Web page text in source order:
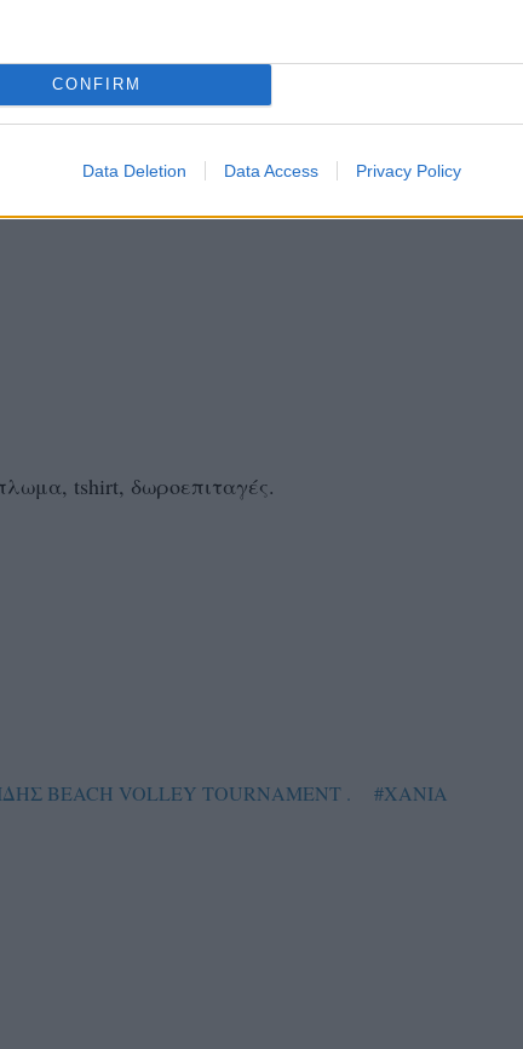
CONFIRM
Data Deletion Data Access Privacy Policy
9:00
tshirt, δωροεπιταγές.
BEACH VOLLEY TOURNAMENT . #ΧΑΝΙΑ